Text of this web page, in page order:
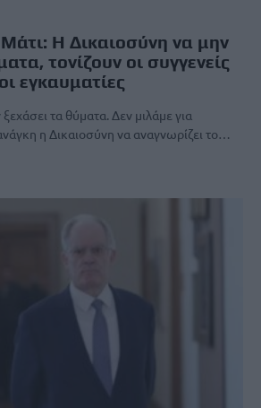
Η Δικαιοσύνη να μην
τονίζουν οι συγγενείς
εγκαυματίες
τα θύματα. Δεν μιλάμε για
η Δικαιοσύνη να αναγνωρίζει το…